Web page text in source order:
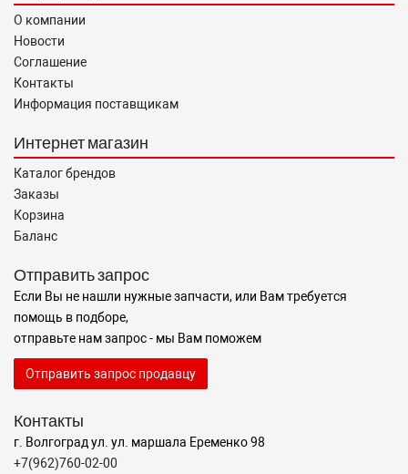
О компании
Новости
Соглашение
Контакты
Информация поставщикам
Интернет магазин
Каталог брендов
Заказы
Корзина
Баланс
Отправить запрос
Если Вы не нашли нужные запчасти, или Вам требуется
помощь в подборе,
отправьте нам запрос - мы Вам поможем
Отправить запрос продавцу
Контакты
г. Волгоград ул. ул. маршала Еременко 98
+7(962)760-02-00